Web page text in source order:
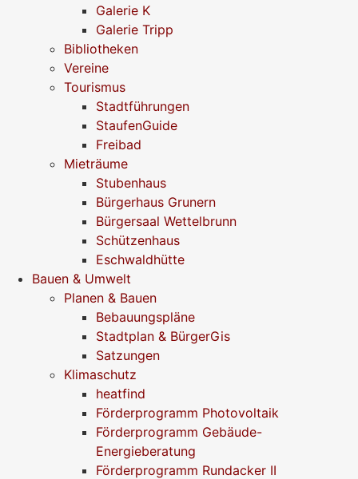
Galerie K
Galerie Tripp
Bibliotheken
Vereine
Tourismus
Stadtführungen
StaufenGuide
Freibad
Mieträume
Stubenhaus
Bürgerhaus Grunern
Bürgersaal Wettelbrunn
Schützenhaus
Eschwaldhütte
Bauen & Umwelt
Planen & Bauen
Bebauungspläne
Stadtplan & BürgerGis
Satzungen
Klimaschutz
heatfind
Förderprogramm Photovoltaik
Förderprogramm Gebäude-
Energieberatung
Förderprogramm Rundacker II